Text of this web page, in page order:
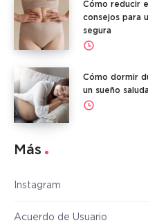
Cómo reducir
consejos para
segura
Cómo dormir
un sueño
Más
Instagram
Acuerdo de Usuario